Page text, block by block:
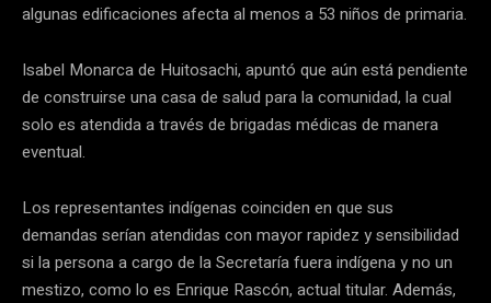
algunas edificaciones afecta al menos a 53 niños de primaria.
Isabel Monarca de Huitosachi, apuntó que aún está pendiente
de construirse una casa de salud para la comunidad, la cual
solo es atendida a través de brigadas médicas de manera
eventual.
Los representantes indígenas coinciden en que sus
demandas serían atendidas con mayor rapidez y sensibilidad
si la persona a cargo de la Secretaría fuera indígena y no un
mestizo, como lo es Enrique Rascón, actual titular. Además,